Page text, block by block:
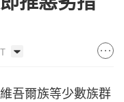
吾爾族等少數族群